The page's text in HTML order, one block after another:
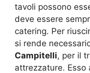
tavoli possono
deve essere
catering. Per
si rende
Campitelli, per il
attrezzature. Esso